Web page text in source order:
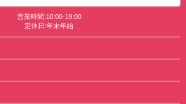
営業時間:10:00-19:00
定休日:年末年始